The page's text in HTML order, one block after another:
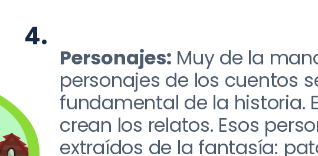
4.
Personajes: Muy de la
personajes de los cuentos
fundamental de la historia.
crean los relatos. Esos
extraídos de la fantasía: